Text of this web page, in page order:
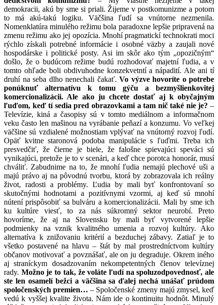
demokracii, akú by sme si priali. Žijeme v postkomunizme a potom
to má akú-takú logiku. Väčšina ľudí sa vnútorne nezmenila.
Nomenklatúra minulého režimu bola paradoxne lepšie pripravená na
zmenu režimu ako jej opozícia. Mnohí pragmatickí technokrati moci
rýchlo získali potrebné informácie i osobné väzby a zaujali nové
hospodárske i politické posty. Asi im skôr ako tým „opozičným“
došlo, že o budúcom režime budú rozhodovať majetní ľudia, a v
tomto ohľade boli obdivuhodne konzekvetntí a nápadití. Ale ani tí
druhí na seba dlho nenechali čakať. Vo výzve hovoríte o potrebe
ponúknuť alternatívu k tomu gýču a bezmyšlienkovitej
komercionalizácii. Ale ako ju chcete dostať aj k obyčajným
ľuďom, keď tí sedia pred obrazovkami a tam nič také nie je? –
Televízie, kiná a časopisy sú v tomto mediálnom a informačnom
veku často len mašinou na vyrábanie peňazí a konzumu. Vo veľkej
väčšine sú vzdialené možnostiam vplývať na vnútorný rozvoj ľudí.
Opäť kvitne staronová podoba manipulácie s ľuďmi. Treba ich
presvedčiť, že čierne je biele, že falošne spievajúci speváci sú
vynikajúci, pretože je to v scenári, a keď chce porotca honorár, musí
chváliť. Zabudnime na to, že mnohí ľudia nemajú plechové uši a
majú právo aj na pôvodnú tvorbu, ktorá by zobrazovala ich reálny
život, radosti a problémy. Ľudia by mali byť konfrontovaní so
skutočnými hodnotami a pozitívnymi vzormi, aj keď sú mnohí
nútení prispôsobiť sa bulváru a komercionalizácii. Mali by sme ich
ku kultúre viesť, to za nás súkromný sektor neurobí. Preto
hovoríme, že aj na Slovensku by mali byť vytvorené lepšie
podmienky na vznik kvalitného umenia a rozvoj kultúry. Ako
alternatíva k znižovaniu kritérií a bezduchej zábavy. Zatiaľ je to
všetko postavené na hlavu – štát by mal prostredníctvom kultúry
občanov motivovať a povznášať, ale on ju degraduje. Okrem iného
aj straníckym dosadzovaním nekompetentných členov televíznej
rady. Možno je to tak, že voláte ľudí na spoluzodpovednosť, ale
ste len osamelí bežci a väčšina sa ďalej nechá unášať prúdom
spoločenských premien…– Spoločenské zmeny majú zmysel, keď
vedú k vyššej kvalite života. Nám ide o kontinuitu hodnôt. Minulý